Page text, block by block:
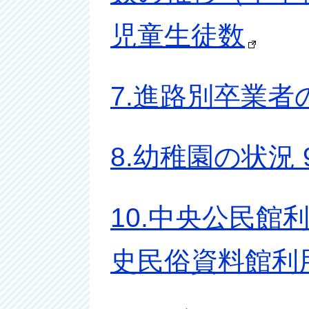
児童生徒数
7.進路別卒業者
8.幼稚園の状況
10.中央公民館
史民俗資料館